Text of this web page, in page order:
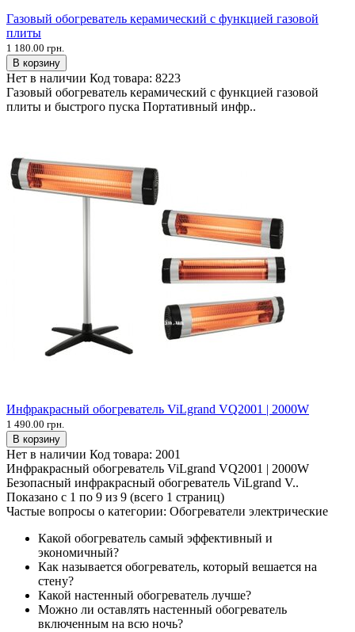
Газовый обогреватель керамический с функцией газовой
плиты
1 180.00 грн.
В корзину
Нет в наличии Код товара: 8223
Газовый обогреватель керамический с функцией газовой
плиты и быстрого пуска Портативный инфр..
Инфракрасный обогреватель ViLgrand VQ2001 | 2000W
1 490.00 грн.
В корзину
Нет в наличии Код товара: 2001
Инфракрасный обогреватель ViLgrand VQ2001 | 2000W
Безопасный инфракрасный обогреватель ViLgrand V..
Показано с 1 по 9 из 9 (всего 1 страниц)
Частые вопросы о категории: Обогреватели электрические
Какой обогреватель самый эффективный и
экономичный?
Как называется обогреватель, который вешается на
стену?
Какой настенный обогреватель лучше?
Можно ли оставлять настенный обогреватель
включенным на всю ночь?